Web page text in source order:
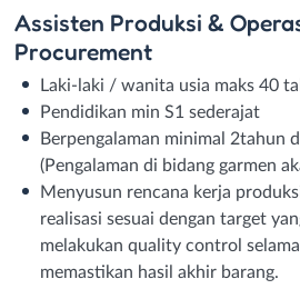
Assisten Produksi &
Procurement
Laki-laki / wanita usia maks 40
Pendidikan min S1 sederajat
Berpengalaman minimal 2tahun
(Pengalaman di bidang garmen
Menyusun rencana kerja
realisasi sesuai dengan target
melakukan quality control
memastikan hasil akhir barang.